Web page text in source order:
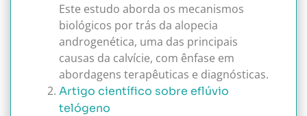
Este estudo aborda os mecanismos
biológicos por trás da alopecia
androgenética, uma das principais
causas da calvície, com ênfase em
abordagens terapêuticas e diagnósticas.
Artigo científico sobre eflúvio
telógeno